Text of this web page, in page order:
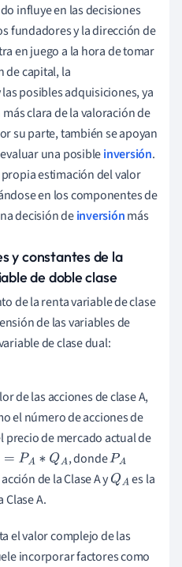
influye en las decisiones
fundadores y la dirección de
en juego a la hora de tomar
de capital, la
posibles adquisiciones, ya
clara de la valoración de
su parte, también se apoyan
una posibleinversión.
estimación del valor
en los componentes de
decisión deinversiónmás
y constantes de la
de doble clase
de la renta variable de clase
de las variables de
de clase dual:
de las acciones de clase A,
el número de acciones de
precio de mercado actual de
PA ∗QA , dondePA
de la Clase A yQA es la
Clase A.
el valor complejo de las
incorporar factores como